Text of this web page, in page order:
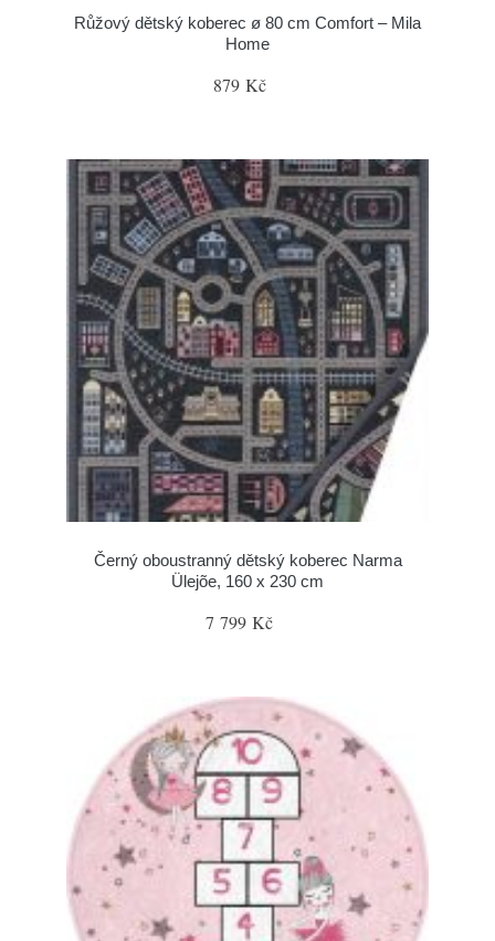
Růžový dětský koberec ø 80 cm Comfort – Mila
Home
879 Kč
Černý oboustranný dětský koberec Narma
Ülejõe, 160 x 230 cm
7 799 Kč